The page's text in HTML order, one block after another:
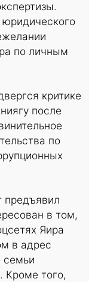
по личным
критике
после
по
в том,
Яира
в адрес
семьи
Кроме того,